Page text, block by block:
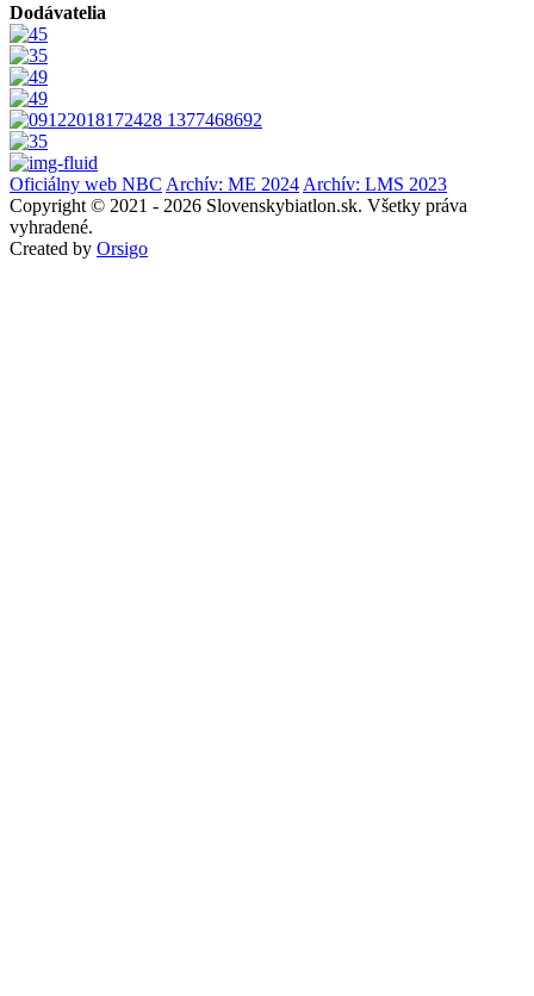
Dodávatelia
Oficiálny web NBC Archív: ME 2024 Archív: LMS 2023
Copyright © 2021 - 2026 Slovenskybiatlon.sk. Všetky práva
vyhradené.
Created by Orsigo